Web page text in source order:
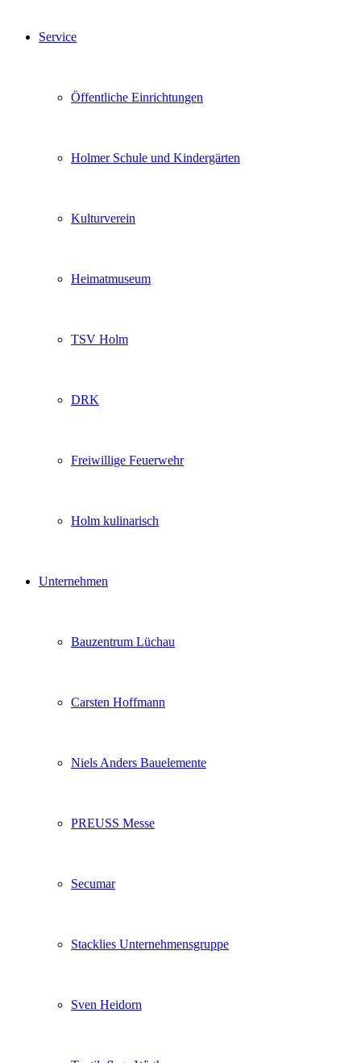
Service
Öffentliche Einrichtungen
Holmer Schule und Kindergärten
Kulturverein
Heimatmuseum
TSV Holm
DRK
Freiwillige Feuerwehr
Holm kulinarisch
Unternehmen
Bauzentrum Lüchau
Carsten Hoffmann
Niels Anders Bauelemente
PREUSS Messe
Secumar
Stacklies Unternehmensgruppe
Sven Heidorn